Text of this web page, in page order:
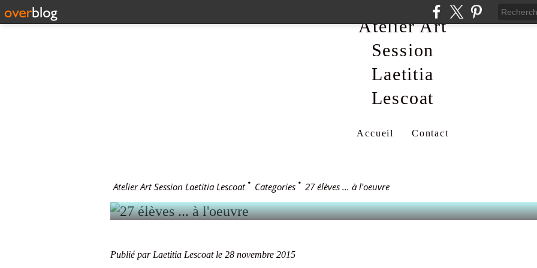
Atelier Art
Session
Laetitia
Lescoat
Accueil Contact
Atelier Art Session Laetitia Lescoat > Categories > 27 élèves ... à l'oeuvre
Publié par Laetitia Lescoat le 28 novembre 2015